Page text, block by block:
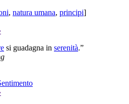
, natura umana, principi]
si guadagna in serenità.”